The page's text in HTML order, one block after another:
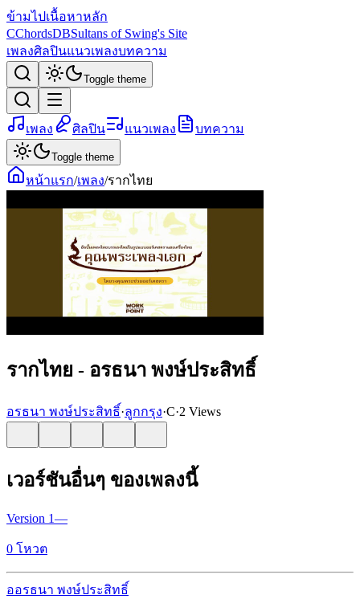
ข้ามไปเนื้อหาหลัก
CChordsDBSultans of Swing's Site
เพลงศิลปินแนวเพลงบทความ
Toggle theme
เพลง ศิลปิน แนวเพลง บทความ
Toggle theme
หน้าแรก/เพลง/รากไทย
รากไทย - อรธนา พงษ์ประสิทธิ์
อรธนา พงษ์ประสิทธิ์·ลูกกรุง·C·2 Views
เวอร์ชันอื่นๆ ของเพลงนี้
Version 1—
0 โหวต
ออรธนา พงษ์ประสิทธิ์